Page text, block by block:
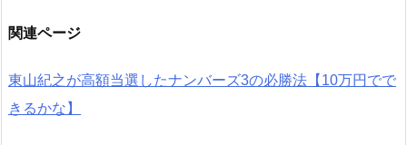
関連ページ
東山紀之が高額当選したナンバーズ3の必勝法【10万円でで
きるかな】